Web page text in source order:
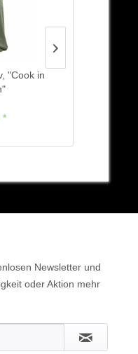
"Cook in
*
Newsletter und
oder Aktion mehr